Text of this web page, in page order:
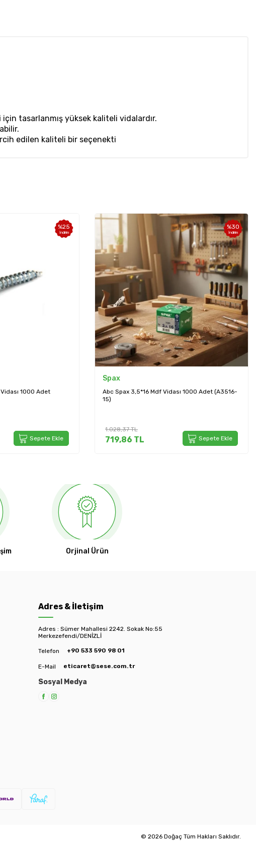
tasarlanmış yüksek kaliteli vidalardır.
edilen kaliteli bir seçenekti
%25
İndirim
1000 Adet
Sepete Ekle
%30
İndirim
Spax
Abc Spax 3,5*16 Mdf Vidası 1000 Adet (A3516-
15)
1.028,37TL
719,86 TL Sepete Ekle
Orjinal Ürün
Adres & İletişim
Adres : Sümer Mahallesi 2242. Sokak No:55
Merkezefendi/DENİZLİ
Telefon +90 533 590 98 01
E-Mail eticaret@sese.com.tr
Sosyal Medya
© 2026 Doğaç Tüm Hakları Saklıdır.